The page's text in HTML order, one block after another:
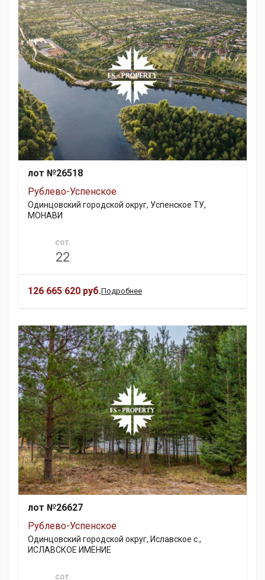
лот №26518
Рублево-Успенское
Одинцовский городской округ, Успенское ТУ,
МОНАВИ
СОТ.
22
126 665 620 руб.Подробнее
лот №26627
Рублево-Успенское
Одинцовский городской округ, Иславское с.,
ИСЛАВСКОЕ ИМЕНИЕ
СОТ.